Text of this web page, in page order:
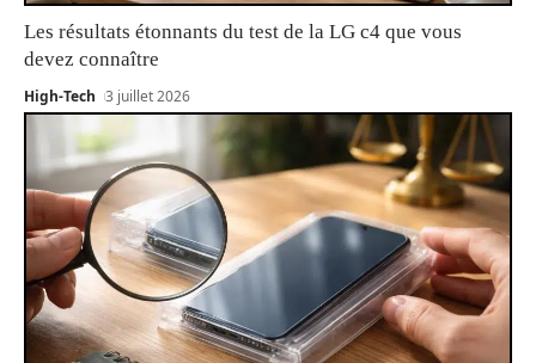
Les résultats étonnants du test de la LG c4 que vous
devez connaître
High-Tech 3 juillet 2026